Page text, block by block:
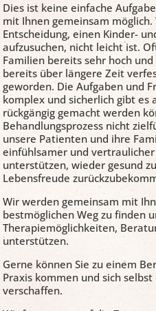
Dies ist keine einfache
mit Ihnen gemeinsam
Entscheidung, einen Kinder-
aufzusuchen, nicht leicht ist.
Familien bereits sehr hoch
bereits über längere Zeit
geworden. Die Aufgaben und
komplex und sicherlich gibt es
rückgängig gemacht werden
Behandlungsprozess nicht
unsere Patienten und ihre
einfühlsamer und
unterstützen, wieder gesund
Lebensfreude
Wir werden gemeinsam mit
bestmöglichen Weg zu finden
Therapiemöglichkeiten,
unterstützen.
Gerne können Sie zu einem
Praxis kommen und sich
verschaffen.